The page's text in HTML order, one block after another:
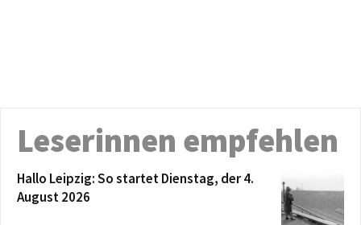
Leserinnen empfehlen
Hallo Leipzig: So startet Dienstag, der 4.
August 2026